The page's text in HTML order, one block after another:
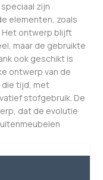
zijn
elementen, zoals
Het ontwerp blijft
maar de gebruikte
ook geschikt is
ontwerp van de
die tijd, met
stofgebruik. De
dat de evolutie